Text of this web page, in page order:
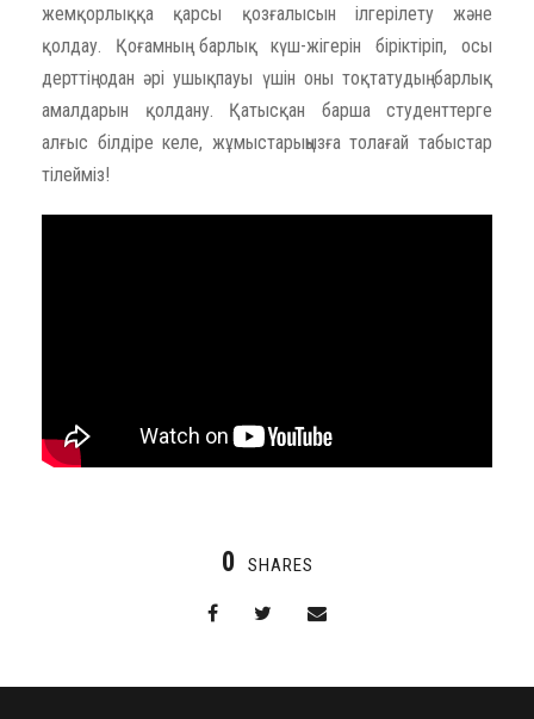
жемқорлыққа қарсы қозғалысын ілгерілету және
қолдау. Қоғамның барлық күш-жігерін біріктіріп, осы
дерттің одан әрі ушықпауы үшін оны тоқтатудың барлық
амалдарын қолдану. Қатысқан барша студенттерге
алғыс білдіре келе, жұмыстарыңызға толағай табыстар
тілейміз!
0 SHARES